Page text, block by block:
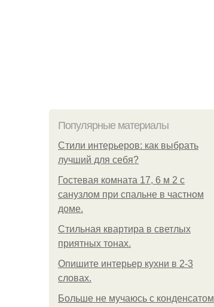
Популярные материалы
Стили интерьеров: как выбрать
лучший для себя?
Гостевая комната 17, 6 м 2 с
санузлом при спальне в частном
доме.
Стильная квартира в светлых
приятных тонах.
Опишите интерьер кухни в 2-3
словах.
Больше не мучаюсь с конденсатом